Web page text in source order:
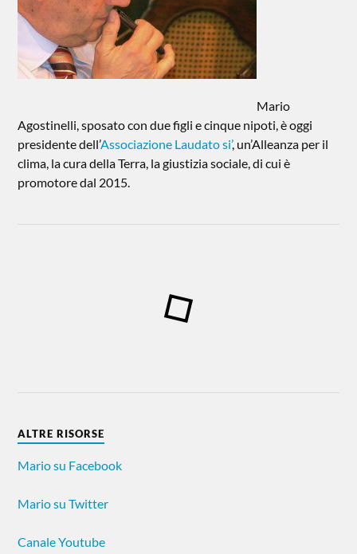
Mario
Agostinelli, sposato con due figli e cinque nipoti, è oggi
presidente dell’Associazione Laudato si’, un’Alleanza per il
clima, la cura della Terra, la giustizia sociale, di cui è
promotore dal 2015.
ALTRE RISORSE
Mario su Facebook
Mario su Twitter
Canale Youtube